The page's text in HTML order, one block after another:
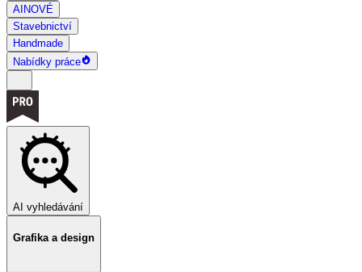
AI NOVÉ
Stavebnictví
Handmade
Nabídky práce
AI vyhledávání
Grafika a design